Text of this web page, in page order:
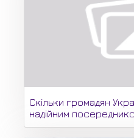
Скільки громадян
надійним